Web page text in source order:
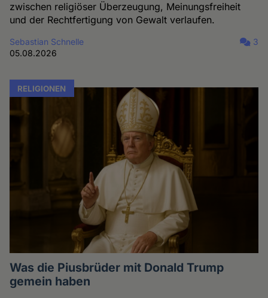
zwischen religiöser Überzeugung, Meinungsfreiheit
und der Rechtfertigung von Gewalt verlaufen.
Sebastian Schnelle
05.08.2026
3
RELIGIONEN
Was die Piusbrüder mit Donald Trump
gemein haben